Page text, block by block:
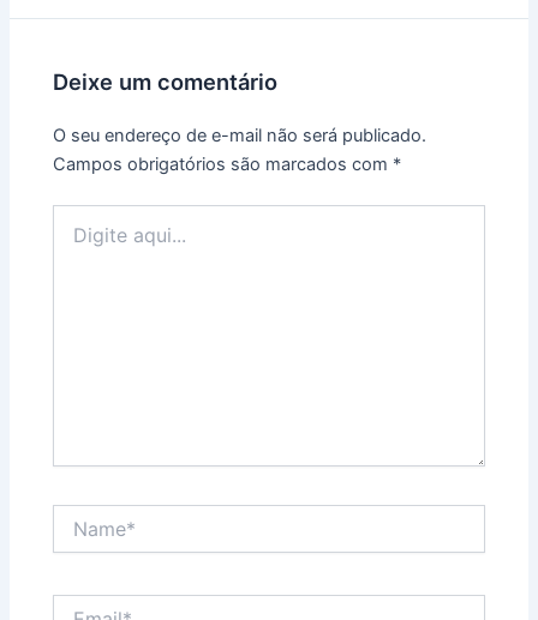
Deixe um comentário
O seu endereço de e-mail não será publicado.
Campos obrigatórios são marcados com *
aqui...